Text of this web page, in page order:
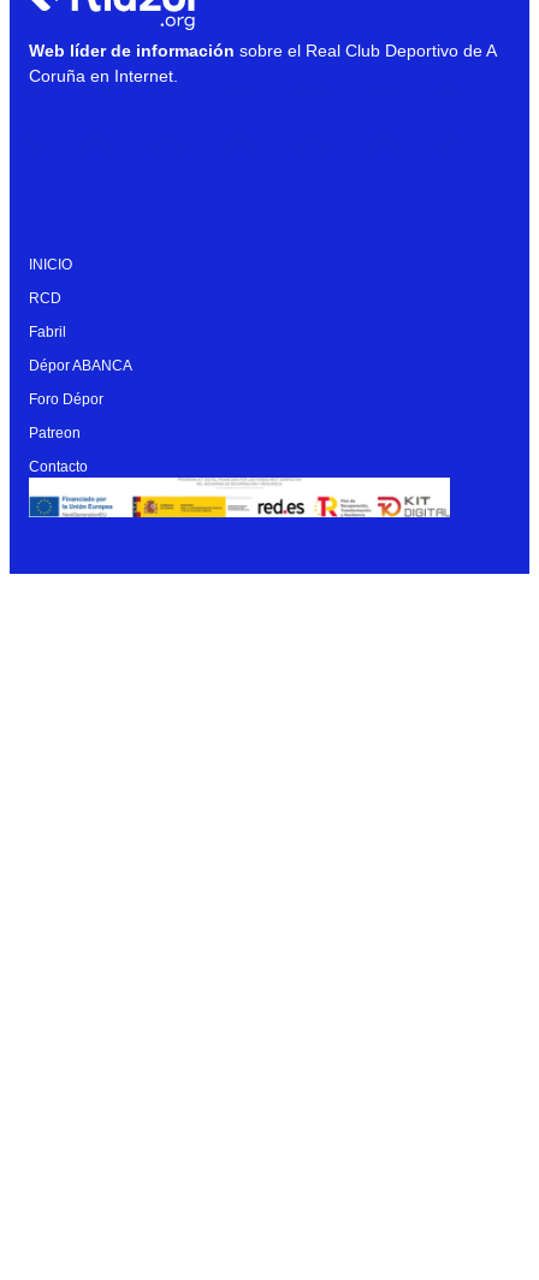
Web líder de información sobre el Real Club Deportivo de A
Coruña en Internet.
INICIO
RCD
Fabril
Dépor ABANCA
Foro Dépor
Patreon
Contacto